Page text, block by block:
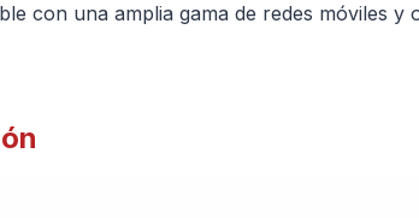
con una amplia gama de redes móviles